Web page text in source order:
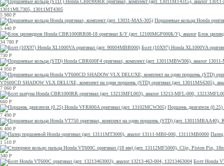
13011ML7305, 13011MT4305
5 980 Р
Поршневые кольца Honda
5 440 Р
Блок
34 780 Р
Болт (10X97) Honda XL1000VA
730 Р
4 950 Р
VT600CD SHADOW VLX DELUXE, комплект на один поршень (STD) оригинал (арт. 13011MS6305),
7 060 Р
660 Р
Поршень двигателя
7 490 Р
6 400 Р
1 510 Р
340 Р
Болт Honda